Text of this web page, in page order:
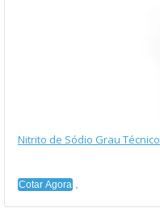
Nitrito de Sódio Grau Técnico
Cotar Agora